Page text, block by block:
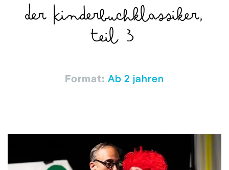
Der Kinderbuchklassiker,
Teil 3
Format: Ab 2 jahren